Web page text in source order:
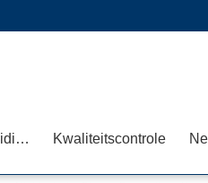
Fabrieksrondleiding Kwaliteitscontrole